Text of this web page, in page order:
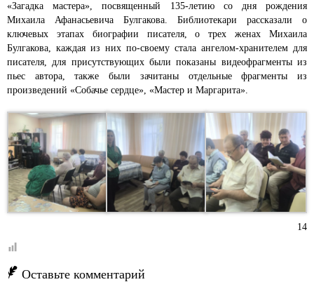
«Загадка мастера», посвященный 135-летию со дня рождения
Михаила Афанасьевича Булгакова. Библиотекари рассказали о
ключевых этапах биографии писателя, о трех женах Михаила
Булгакова, каждая из них по-своему стала ангелом-хранителем для
писателя, для присутствующих были показаны видеофрагменты из
пьес автора, также были зачитаны отдельные фрагменты из
произведений «Собачье сердце», «Мастер и Маргарита».
14
Оставьте комментарий